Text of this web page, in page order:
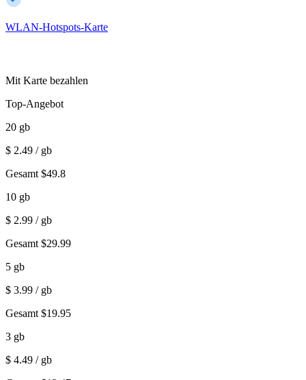
WLAN-Hotspots-Karte
Mit Karte bezahlen
Top-Angebot
20 gb
$ 2.49 / gb
Gesamt $49.8
10 gb
$ 2.99 / gb
Gesamt $29.99
5 gb
$ 3.99 / gb
Gesamt $19.95
3 gb
$ 4.49 / gb